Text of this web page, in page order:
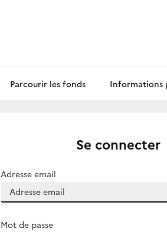
Parcourir les fonds Informations
Se connecter
Adresse email
Mot de passe